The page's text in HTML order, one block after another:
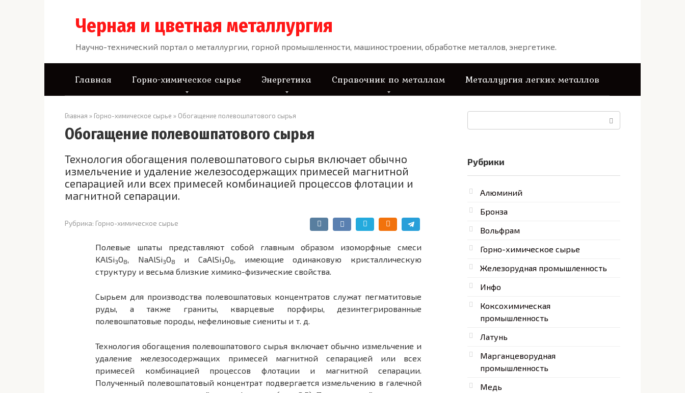
Черная и цветная металлургия
Научно-технический портал о металлургии, горной промышленности, машиностроении, обработке металлов, энергетике.
Главная Горно-химическое сырье Энергетика Справочник по металлам Металлургия легких металлов
Главная » Горно-химическое сырье » Обогащение полевошпатового сырья
Обогащение полевошпатового сырья
Технология обогащения полевошпатового сырья включает обычно
измельчение и удаление железосодержащих примесей магнитной
сепарацией или всех примесей комбинацией процессов флотации и
магнитной сепарации.
Рубрика: Горно-химическое сырье
Полевые шпаты представляют собой главным образом изоморфные смеси
KAlSi3O8 , NaAlSi3O8 и CaAlSi3O8
, имеющие одинаковую кристаллическую
структуру и весьма близкие химико-физические свойства.
Сырьем для производства полевошпатовых концентратов служат пегматитовые
руды, а также граниты, кварцевые порфиры, дезинтегрированные
полевошпатовые породы, нефелиновые сиениты и т. д.
Технология обогащения полевошпатового сырья включает обычно измельчение и
удаление железосодержащих примесей магнитной сепарацией или всех
примесей комбинацией процессов флотации и магнитной сепарации.
Полученный полевошпатовый концентрат подвергается измельчению в галечной
Рубрики
Алюминий
Бронза
Вольфрам
Горно-химическое сырье
Железорудная промышленность
Инфо
Коксохимическая
промышленность
Латунь
Марганцеворудная
промышленность
Медь